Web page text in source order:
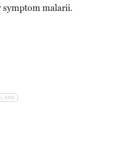
symptom malarii.